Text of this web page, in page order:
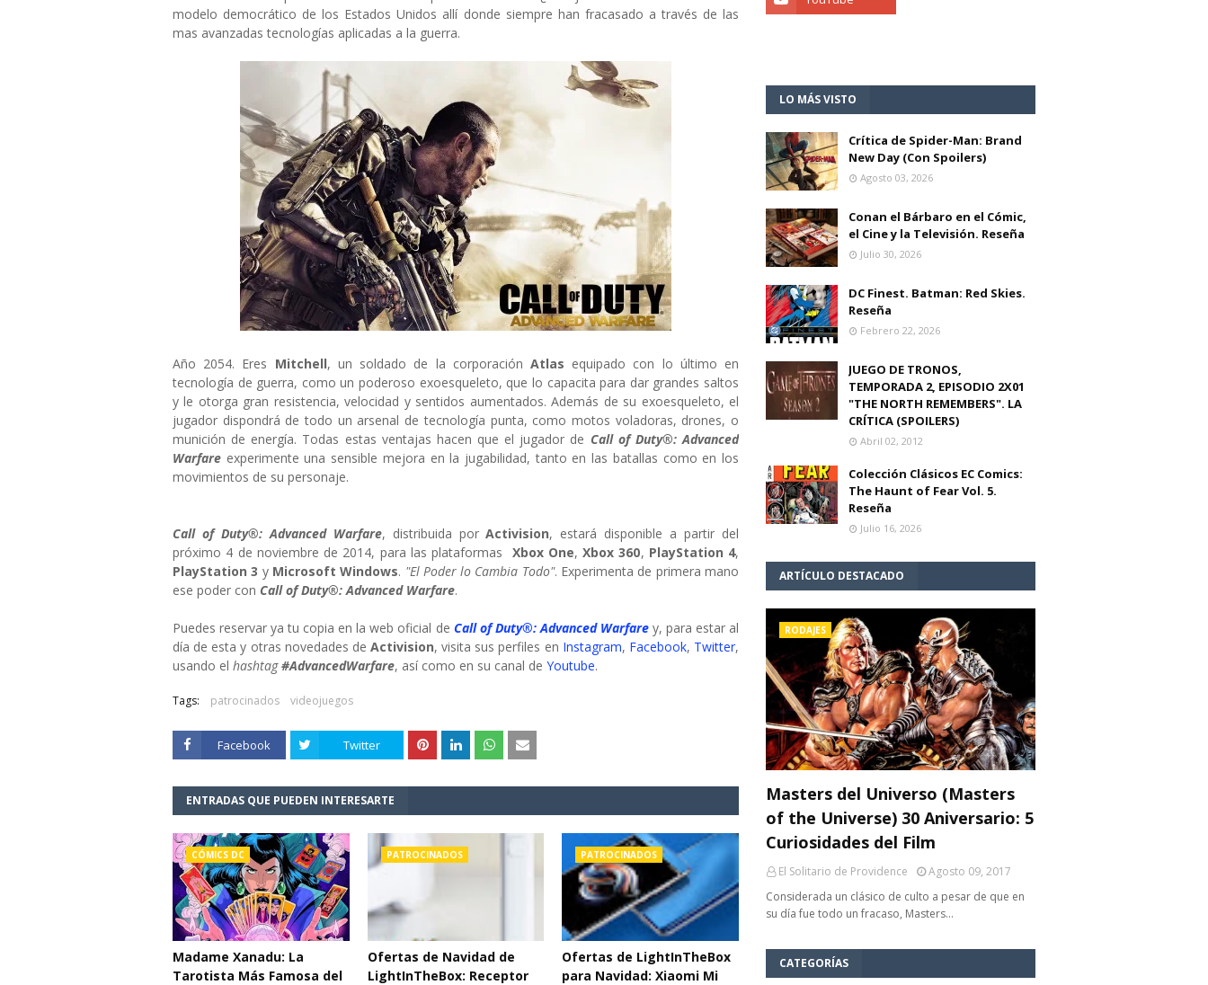
modelo democrático de los Estados Unidos allí donde siempre han fracasado a través de las
mas avanzadas tecnologías aplicadas a la guerra.
Año 2054. Eres Mitchell, un soldado de la corporación Atlas equipado con lo último en
tecnología de guerra, como un poderoso exoesqueleto, que lo capacita para dar grandes saltos
y le otorga gran resistencia, velocidad y sentidos aumentados. Además de su exoesqueleto, el
jugador dispondrá de todo un arsenal de tecnología punta, como motos voladoras, drones, o
munición de energía. Todas estas ventajas hacen que el jugador de Call of Duty®: Advanced
Warfare experimente una sensible mejora en la jugabilidad, tanto en las batallas como en los
movimientos de su personaje.
Call of Duty®: Advanced Warfare, distribuida porActivision, estará disponible a partir del
próximo 4 de noviembre de 2014, para las plataformas Xbox One, Xbox 360, PlayStation 4,
PlayStation 3 y Microsoft Windows. "El Poder lo Cambia Todo". Experimenta de primera mano
ese poder con Call of Duty®: Advanced Warfare.
Puedes reservar ya tu copia en la web oficial de Call of Duty®: Advanced Warfare y, para estar al
día de esta y otras novedades de Activision, visita sus perfiles en Instagram, Facebook, Twitter,
usando el hashtag#AdvancedWarfare, así como en su canal de Youtube.
Tags: patrocinados videojuegos
Facebook Twitter
ENTRADAS QUE PUEDEN INTERESARTE
CÓMICS DC
Madame Xanadu: La
Tarotista Más Famosa del
PATROCINADOS
Ofertas de Navidad de
LightInTheBox: Receptor
PATROCINADOS
Ofertas de LightInTheBox
para Navidad: Xiaomi Mi
LO MÁS VISTO
Crítica de Spider-Man: Brand
New Day (Con Spoilers)
Agosto 03, 2026
Conan el Bárbaro en el Cómic,
el Cine y la Televisión. Reseña
Julio 30, 2026
DC Finest. Batman: Red Skies.
Reseña
Febrero 22, 2026
JUEGO DE TRONOS,
TEMPORADA 2, EPISODIO 2X01
"THE NORTH REMEMBERS". LA
CRÍTICA (SPOILERS)
Abril 02, 2012
Colección Clásicos EC Comics:
The Haunt of Fear Vol. 5.
Reseña
Julio 16, 2026
ARTÍCULO DESTACADO
RODAJES
Masters del Universo (Masters
of the Universe) 30 Aniversario: 5
Curiosidades del Film
El Solitario de Providence
Agosto 09, 2017
Considerada un clásico de culto a pesar de que en
su día fue todo un fracaso, Masters…
CATEGORÍAS